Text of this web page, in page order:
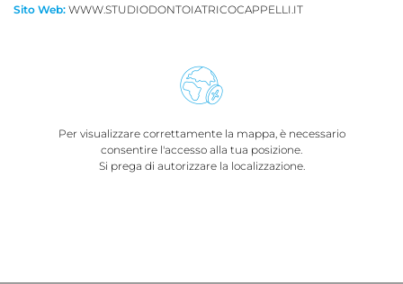
Sito Web: WWW.STUDIODONTOIATRICOCAPPELLI.IT
Per visualizzare correttamente la mappa, è necessario
consentire l'accesso alla tua posizione.
Si prega di autorizzare la localizzazione.